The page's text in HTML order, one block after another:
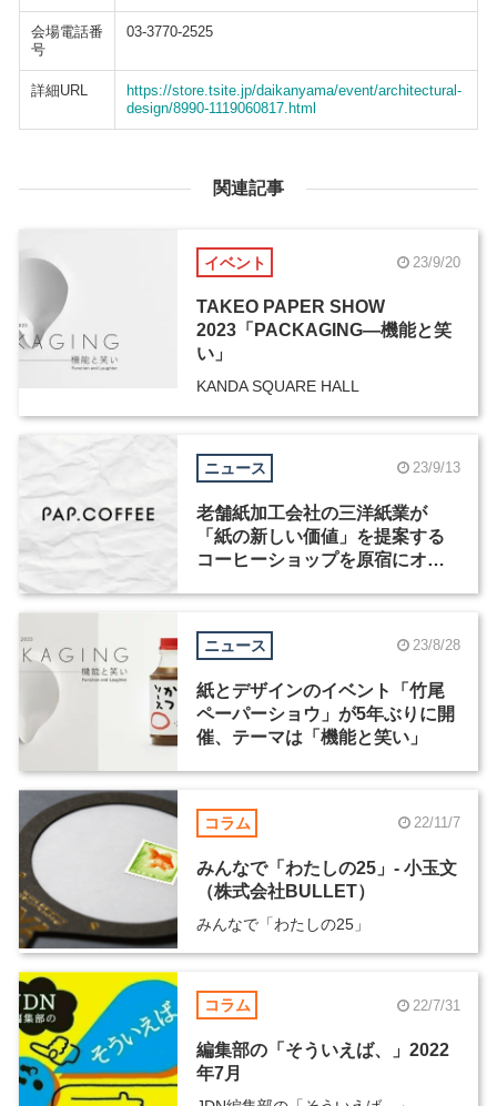
会場電話番
号
03-3770-2525
詳細URL
https://store.tsite.jp/daikanyama/event/architectural-
design/8990-1119060817.html
関連記事
イベント 23/9/20
TAKEO PAPER SHOW
2023「PACKAGING―機能と笑
い」
KANDA SQUARE HALL
ニュース 23/9/13
老舗紙加工会社の三洋紙業が
「紙の新しい価値」を提案する
コーヒーショップを原宿にオー
ニュース 23/8/28
紙とデザインのイベント「竹尾
ペーパーショウ」が5年ぶりに開
催、テーマは「機能と笑い」
コラム 22/11/7
みんなで「わたしの25」- 小玉文
（株式会社BULLET）
みんなで「わたしの25」
コラム 22/7/31
編集部の「そういえば、」2022
年7月